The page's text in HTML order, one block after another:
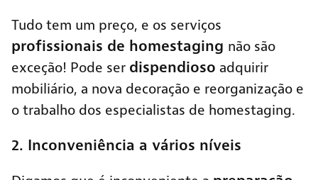
Tudo tem um preço, e os serviços
profissionais de homestaging não são
exceção! Pode ser dispendioso adquirir
mobiliário, a nova decoração e reorganização e
o trabalho dos especialistas de homestaging.
2. Inconveniência a vários níveis